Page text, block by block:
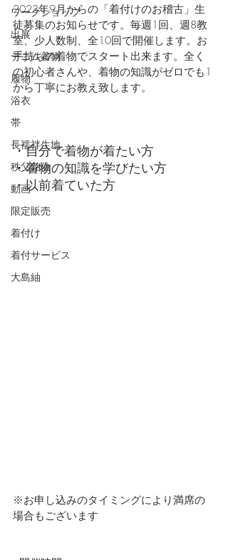
ワークショップ
出展
デニム着物
履物
浴衣
帯
長襦袢生地
秩父銘仙
動画
限定販売
着付け
着付サービス
大島紬
2023年9月からの「着付けのお稽古」生
徒募集のお知らせです。毎週1回、週8教
室、少人数制、全10回で開催します。お
手持ちの着物でスタート出来ます。全く
の初心者さんや、着物の知識がゼロでも1
から丁寧にお教え致します。
・自分で着物が着たい方
・着物の知識を学びたい方
・以前着ていた方
※お申し込みのタイミングにより満席の
場合もございます